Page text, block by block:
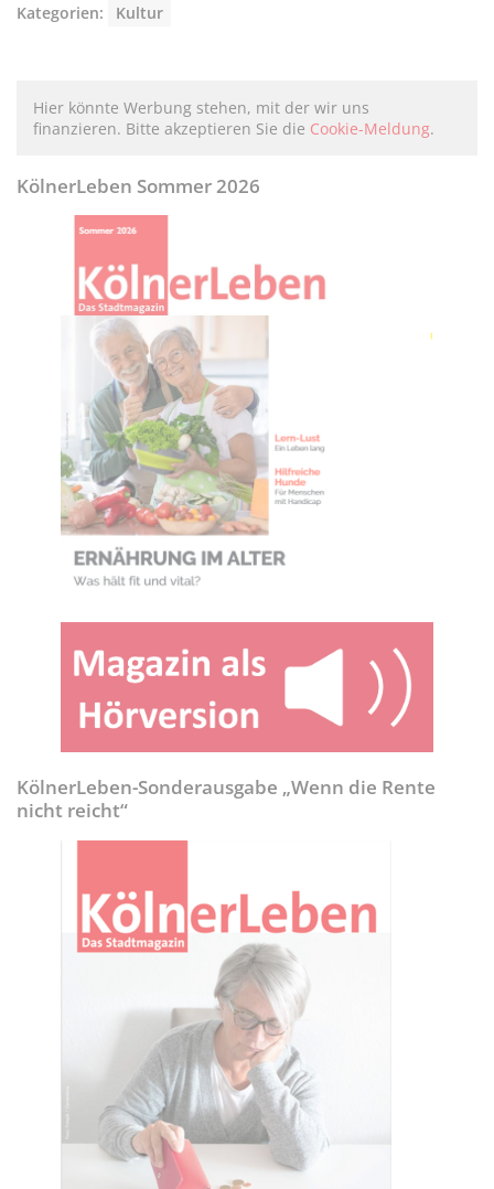
Kategorien: Kultur
Hier könnte Werbung stehen, mit der wir uns
finanzieren. Bitte akzeptieren Sie die Cookie-Meldung.
KölnerLeben Sommer 2026
KölnerLeben-Sonderausgabe „Wenn die Rente
nicht reicht“